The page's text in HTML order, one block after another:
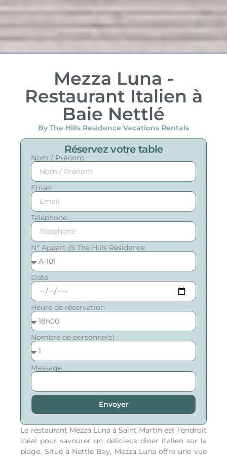
Mezza Luna -
Restaurant Italien à
Baie Nettlé
By The Hills Residence Vacations Rentals
Le restaurant Mezza Luna à Saint Martin est l’endroit
idéal pour savourer un délicieux dîner italien sur la
plage. Situé à Nettle Bay, Mezza Luna offre une vue
Réservez votre table
Nom / Prénom
Email
Téléphone
N° Appart @ The Hills Residence
Date
Heure de réservation
Nombre de personne(s)
Message
Envoyer